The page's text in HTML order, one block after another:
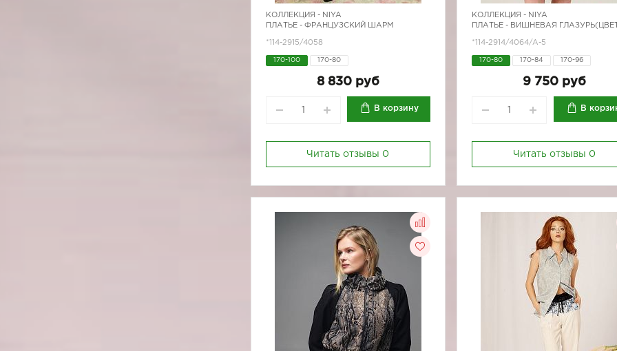
КОЛЛЕКЦИЯ - NIYA
ПЛАТЬЕ - ФРАНЦУЗСКИЙ ШАРМ
*114-2915/4058
170-100 170-80
8 830 руб
В корзину
Читать отзывы 0
КОЛЛЕКЦИЯ - NIYA
ПЛАТЬЕ - ВИШНЕВАЯ
*114-2914/4064/A-5
170-80 170-84 170-96
9 750 руб
В
Читать отзывы 0